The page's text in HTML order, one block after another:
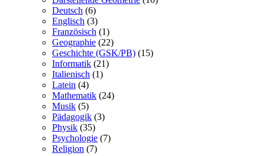
Deutsch (6)
Englisch (3)
Französisch (1)
Geographie (22)
Geschichte (GSK/PB) (15)
Informatik (21)
Italienisch (1)
Latein (4)
Mathematik (24)
Musik (5)
Pädagogik (3)
Physik (35)
Psychologie (7)
Religion (7)